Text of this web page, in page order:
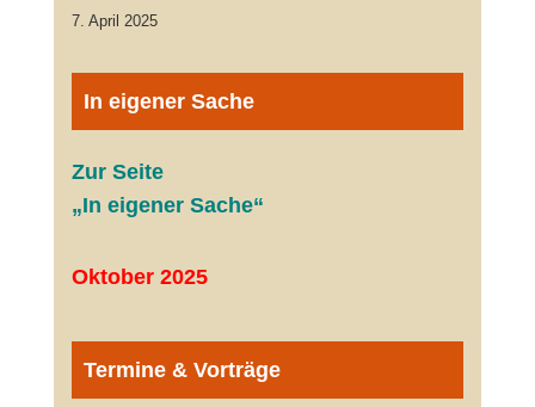
7. April 2025
In eigener Sache
Zur Seite
„In eigener Sache“
Oktober 2025
Termine & Vorträge